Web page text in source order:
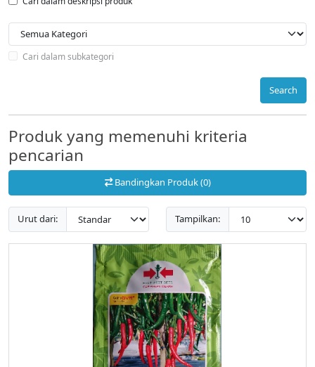
Cari dalam subkategori
Search
Produk yang memenuhi kriteria
pencarian
Bandingkan Produk (0)
Urut dari: Tampilkan: